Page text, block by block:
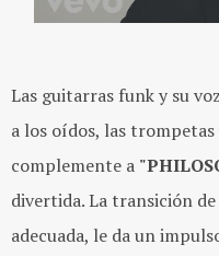
Las guitarras funk y su
a los oídos, las
complemente a
divertida. La transición
adecuada, le da un